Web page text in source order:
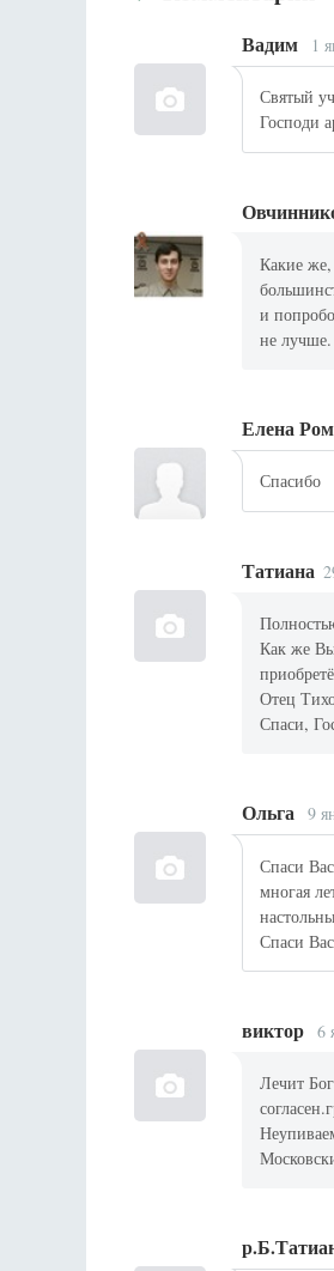
Вадим 1
Святый
Господи
Какие
и
не лучше.
Елена
Спасибо
Татиана
Как же
Отец
Спаси,
Ольга 9
Спаси
многая
Спаси
виктор 6
Лечит